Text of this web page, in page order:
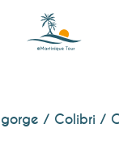
/ Colibri /